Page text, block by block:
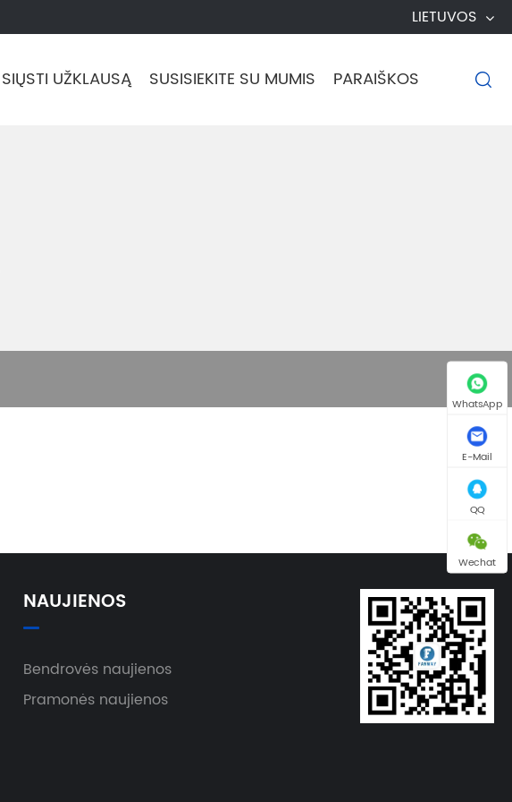
LIETUVOS
SIŲSTI UŽKLAUSĄ SUSISIEKITE SU MUMIS PARAIŠKOS 
NAUJIENOS
Bendrovės naujienos
Pramonės naujienos
WhatsApp
E-Mail
QQ
Wechat